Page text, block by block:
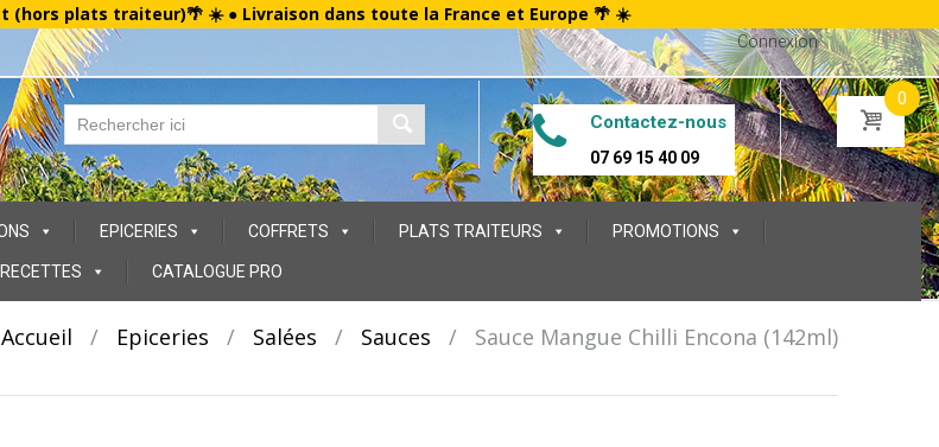
(hors plats traiteur)🌴 ☀️ ● Livraison dans toute la France et Europe 🌴 ☀️
Connexion
Contactez-nous
07 69 15 40 09
0
EPICERIES COFFRETS PLATS TRAITEURS PROMOTIONS
RECETTES CATALOGUE PRO
Accueil / Epiceries / Salées / Sauces / Sauce Mangue Chilli Encona (142ml)